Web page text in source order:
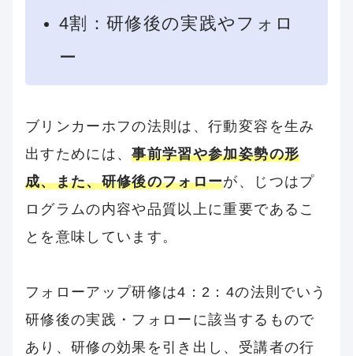
4割：研修後の実践やフォロ
ー
ブリンカーホフの法則は、行動変容を生み
出すためには、事前学習や参加姿勢の形
成、また、研修後のフォローが、じつはプ
ログラムの内容や品質以上に重要であるこ
とを意味しています。
フォローアップ研修は4：2：4の法則でいう
研修後の実践・フォローに該当するもので
あり、研修の効果を引き出し、受講者の行